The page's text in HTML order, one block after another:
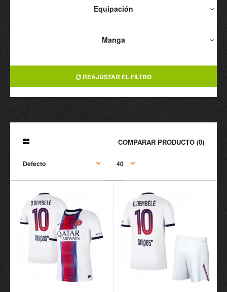
Equipación
Manga
REAJUSTAR EL FILTRO
COMPARAR PRODUCTO (0)